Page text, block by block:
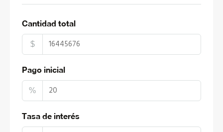
Cantidad total
$
Pago inicial
%
Tasa de interés